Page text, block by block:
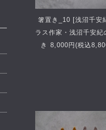
箸置き_10 [浅沼千安
ラス作家・浅沼千安紀
き 8,000円(税込